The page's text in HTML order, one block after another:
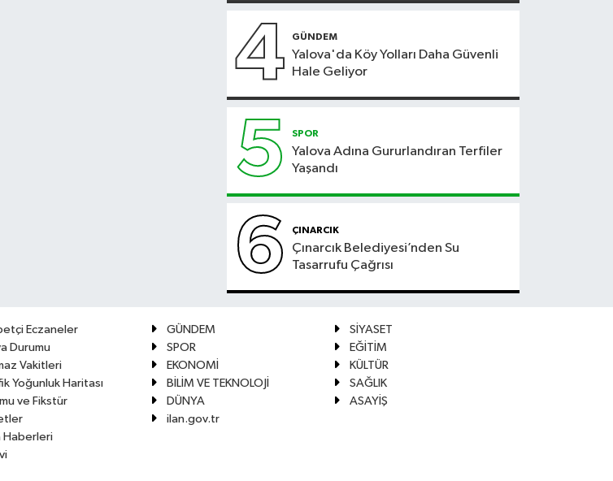
4 GÜNDEM
Yalova'da Köy Yolları Daha Güvenli
Hale Geliyor
5 SPOR
Yalova Adına Gururlandıran Terfiler
Yaşandı
6 ÇINARCIK
Çınarcık Belediyesi’nden Su
Tasarrufu Çağrısı
Eczaneler
Durumu
Vakitleri
Yoğunluk Haritası
ve Fikstür
Haberleri
GÜNDEM
SİYASET
SPOR
EĞİTİM
EKONOMİ
KÜLTÜR
BİLİM VE TEKNOLOJİ
SAĞLIK
DÜNYA
ASAYİŞ
ilan.gov.tr